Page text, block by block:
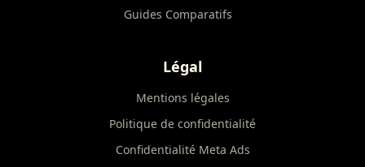
Guides Comparatifs
Légal
Mentions légales
Politique de confidentialité
Confidentialité Meta Ads